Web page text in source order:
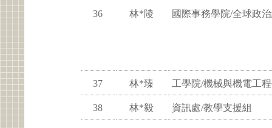
36 林*陵 國際事務學院/全球政
37 林*臻 工學院/機械與機電工
38 林*毅 資訊處/教學支援組